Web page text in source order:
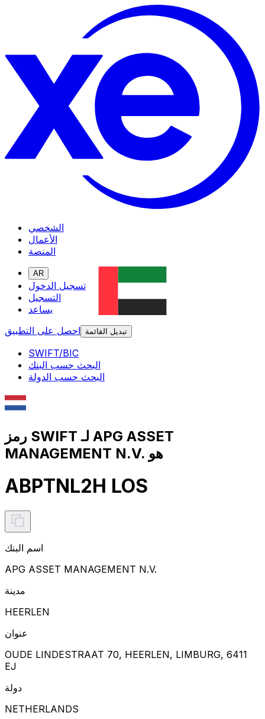
الشخصي
الأعمال
المنصة
AR
تسجيل الدخول
التسجيل
يساعد
احصل على التطبيق
تبديل القائمة
SWIFT/BIC
البحث حسب البنك
البحث حسب الدولة
رمز SWIFT لـ APG ASSET
MANAGEMENT N.V. هو
ABPTNL2H LOS
اسم البنك
APG ASSET MANAGEMENT N.V.
مدينة
HEERLEN
عنوان
OUDE LINDESTRAAT 70, HEERLEN, LIMBURG, 6411
EJ
دولة
NETHERLANDS